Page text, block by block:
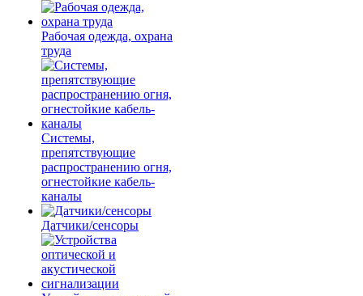
Рабочая одежда, охрана
труда
Системы,
препятствующие
распространению огня,
огнестойкие кабель-
каналы
Датчики/сенсоры